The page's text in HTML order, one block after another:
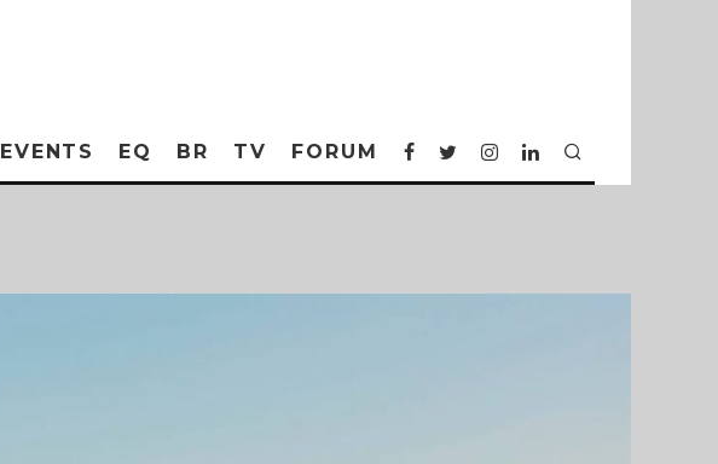
EVENTS EQ BR TV FORUM